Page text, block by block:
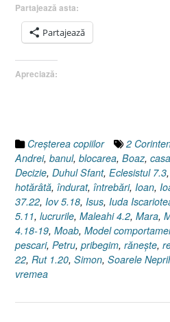
Partajează asta:
Partajează
Apreciază:
Creşterea copiilor 2
Andrei, banul, blocarea, Boaz, casa
Decizie, Duhul Sfant, Eclesistul 7.3,
hotărâtă, îndurat, întrebări, Ioan,
37.22, Iov 5.18, Isus, Iuda
5.11, lucrurile, Maleahi 4.2, Mara,
4.18-19, Moab, Model
pescari, Petru, pribegim, răneşte,
22, Rut 1.20, Simon, Soarele
vremea